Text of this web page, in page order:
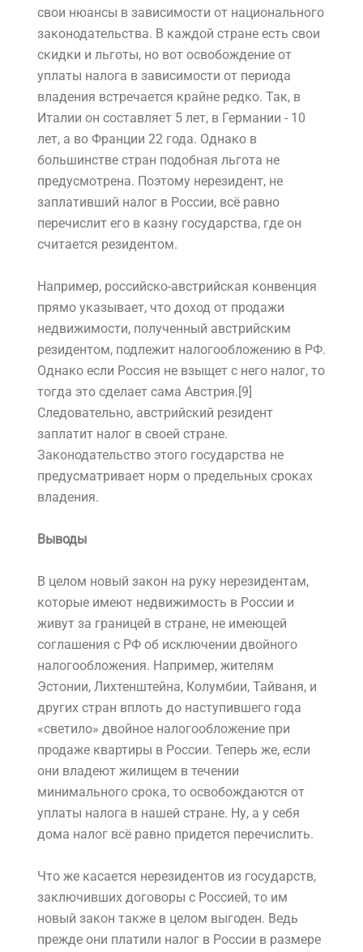
свои нюансы в зависимости от национального
законодательства. В каждой стране есть свои
скидки и льготы, но вот освобождение от
уплаты налога в зависимости от периода
владения встречается крайне редко. Так, в
Италии он составляет 5 лет, в Германии - 10
лет, а во Франции 22 года. Однако в
большинстве стран подобная льгота не
предусмотрена. Поэтому нерезидент, не
заплативший налог в России, всё равно
перечислит его в казну государства, где он
считается резидентом.
Например, российско-австрийская конвенция
прямо указывает, что доход от продажи
недвижимости, полученный австрийским
резидентом, подлежит налогообложению в РФ.
Однако если Россия не взыщет с него налог, то
тогда это сделает сама Австрия.[9]
Следовательно, австрийский резидент
заплатит налог в своей стране.
Законодательство этого государства не
предусматривает норм о предельных сроках
владения.
Выводы
В целом новый закон на руку нерезидентам,
которые имеют недвижимость в России и
живут за границей в стране, не имеющей
соглашения с РФ об исключении двойного
налогообложения. Например, жителям
Эстонии, Лихтенштейна, Колумбии, Тайваня, и
других стран вплоть до наступившего года
«светило» двойное налогообложение при
продаже квартиры в России. Теперь же, если
они владеют жилищем в течении
минимального срока, то освобождаются от
уплаты налога в нашей стране. Ну, а у себя
дома налог всё равно придется перечислить.
Что же касается нерезидентов из государств,
заключивших договоры с Россией, то им
новый закон также в целом выгоден. Ведь
прежде они платили налог в России в размере